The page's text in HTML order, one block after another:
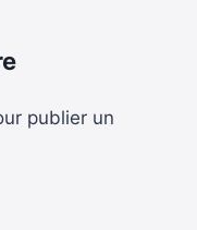
publier un